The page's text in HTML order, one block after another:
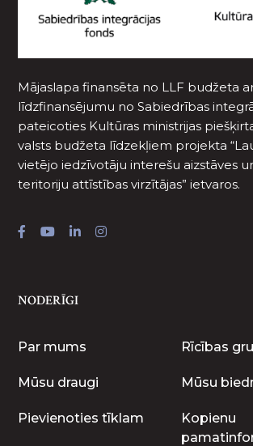
Mājaslapa finansēta no LLF budžeta
līdzfinansējumu no Sabiedrības
pateicoties Kultūras ministrijas
valsts budžeta līdzekļiem projekta
vietējo iedzīvotāju interešu aizstāves
teritoriju attīstības virzītājas” ietvaros.
NODERĪGI
Par mums Rīcības
Mūsu draugi Mūsu
Pievienoties tīklam
Kopienu